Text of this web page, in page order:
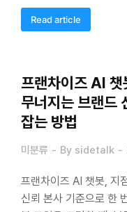
Read article
프랜차이즈 AI 챗
무너지는 브랜드
잡는 방법
미분류 By sidetalk
프랜차이즈 AI 챗봇, 지
신뢰 본사 기준으로 한